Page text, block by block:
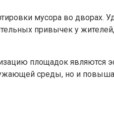
мусора во дворах.
привычек у
площадок являются
среды, но и